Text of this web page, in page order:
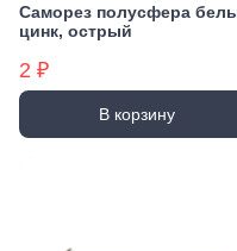
Саморез полусфера
цинк, острый
2 ₽
В корзину